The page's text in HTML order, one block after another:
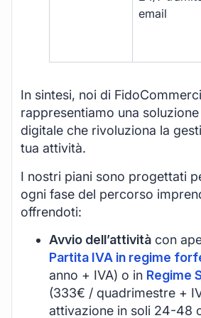
email
In sintesi, noi di
rappresentiamo una
digitale che rivoluziona la
tua attività.
I nostri piani sono progettati
ogni fase del percorso
offrendoti:
Avvio dell’attività con
Partita IVA in regime
anno + IVA) o in Regime
(333€ / quadrimestre +
attivazione in soli 24-48